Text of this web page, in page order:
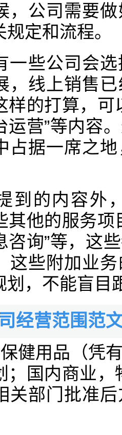
，公司需要
定和流程。
一些公司会
，线上销售
样的打算，
运营”等内容
占据一席之
到的内容外
其他的服务项
咨询”等，这
这些附加业
划，不能盲目
经营范围范
健用品（凭
；国内商业
关部门批准